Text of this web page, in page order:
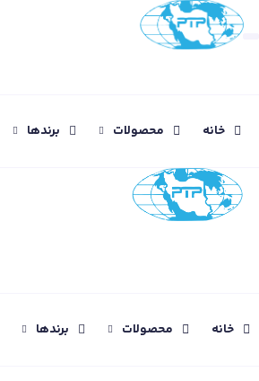
خانه محصولات برندها
خانه محصولات برندها